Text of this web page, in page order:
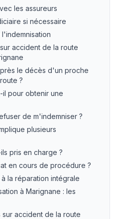
les assureurs
si nécessaire
accident de la route
le décès d'un proche
?
il pour obtenir une
de m'indemniser ?
plusieurs
pris en charge ?
en cours de procédure ?
la réparation intégrale
à Marignane : les
accident de la route